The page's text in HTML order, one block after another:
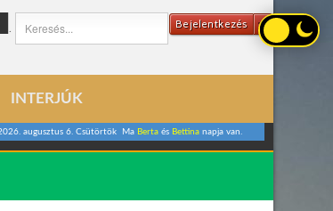
Bejelentkezés
INTERJÚK
augusztus 6. Csütörtök Ma Bertaés Bettinanapja van.